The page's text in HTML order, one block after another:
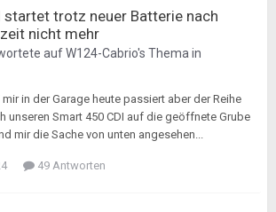
startet trotz neuer Batterie nach
nicht mehr
aufW124-Cabrio's Thema in
in der Garage heute passiert aber der Reihe
unseren Smart 450 CDI auf die geöffnete Grube
mir die Sache von unten angesehen...
49 Antworten